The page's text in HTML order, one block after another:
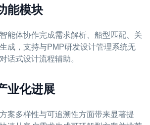
能模块
能体协作完成需求解析、船型匹配、关
成，支持与PMP研发设计管理系统无
话式设计流程辅助。
业化进展
案多样性与可追溯性方面带来显著提